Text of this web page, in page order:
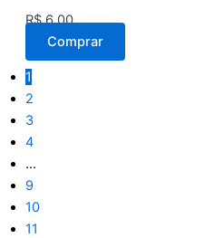
R$6,00
Comprar
1
2
3
4
…
9
10
11